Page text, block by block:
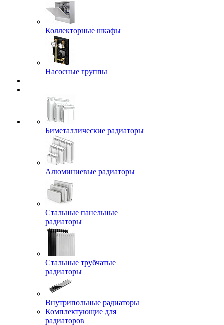
Коллекторные шкафы
Насосные группы
Биметаллические радиаторы
Алюминиевые радиаторы
Стальные панельные
радиаторы
Стальные трубчатые
радиаторы
Внутрипольные радиаторы
Комплектующие для
радиаторов